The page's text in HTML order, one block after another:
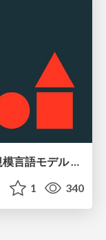
Databricks Academic Series 〜 大規模言語モデル / エージェント編 〜 / academic-series-llm
1 340